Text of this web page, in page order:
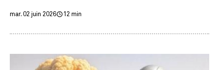
mar. 02 juin 2026 12 min